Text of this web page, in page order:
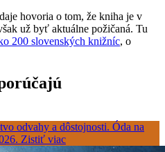
hovoria o tom, že kniha je v
už byť aktuálne požičaná. Tu
200 slovenských knižníc, o